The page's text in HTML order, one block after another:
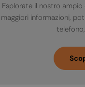
Esplorate il nostro
maggiori informazioni,